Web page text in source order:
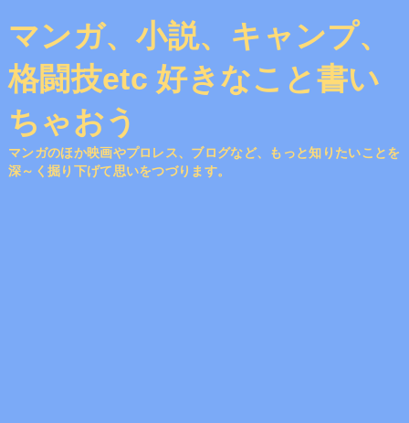
マンガ、小説、キャンプ、
格闘技etc 好きなこと書い
ちゃおう
マンガのほか映画やプロレス、ブログなど、もっと知りたいことを
深～く掘り下げて思いをつづります。